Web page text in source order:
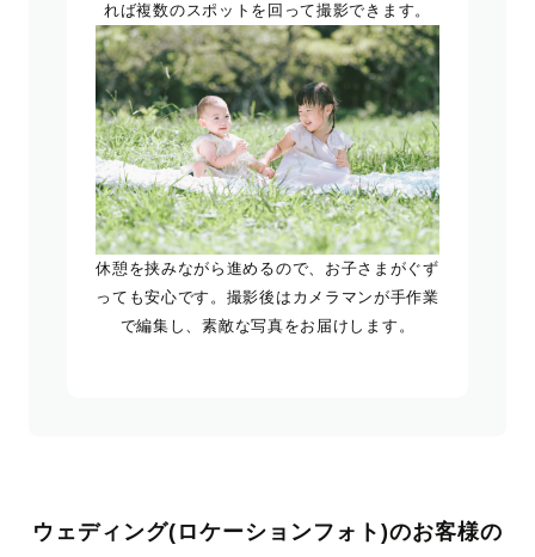
れば複数のスポットを回って撮影できます。
休憩を挟みながら進めるので、お子さまがぐず
っても安心です。撮影後はカメラマンが手作業
で編集し、素敵な写真をお届けします。
ウェディング(ロケーションフォト)のお客様の